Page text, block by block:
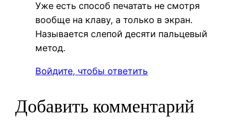
Уже есть способ печатать не смотря
вообще на клаву, а только в экран.
Называется слепой десяти пальцевый
метод.
Войдите, чтобы ответить
Добавить комментарий